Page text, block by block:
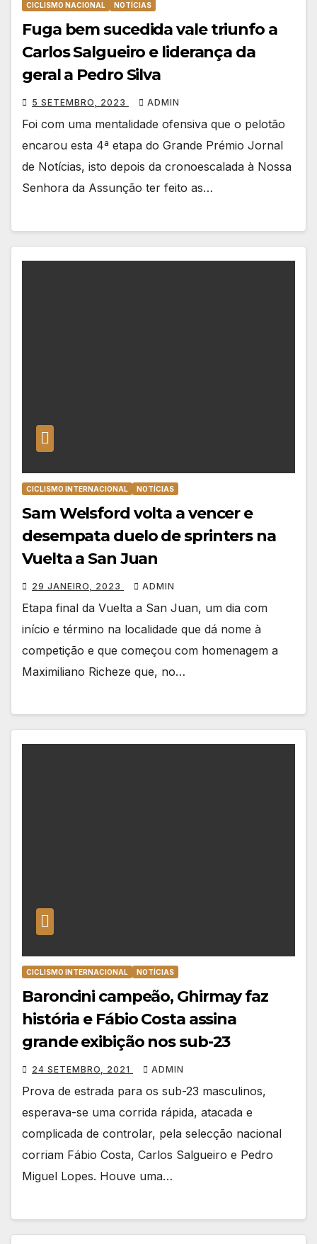
CICLISMO NACIONAL NOTÍCIAS
Fuga bem sucedida vale triunfo a
Carlos Salgueiro e liderança da
geral a Pedro Silva
5 SETEMBRO, 2023 ADMIN
Foi com uma mentalidade ofensiva que o pelotão
encarou esta 4ª etapa do Grande Prémio Jornal
de Notícias, isto depois da cronoescalada à Nossa
Senhora da Assunção ter feito as…
CICLISMO INTERNACIONAL NOTÍCIAS
Sam Welsford volta a vencer e
desempata duelo de sprinters na
Vuelta a San Juan
29 JANEIRO, 2023 ADMIN
Etapa final da Vuelta a San Juan, um dia com
início e término na localidade que dá nome à
competição e que começou com homenagem a
Maximiliano Richeze que, no…
CICLISMO INTERNACIONAL NOTÍCIAS
Baroncini campeão, Ghirmay faz
história e Fábio Costa assina
grande exibição nos sub-23
24 SETEMBRO, 2021 ADMIN
Prova de estrada para os sub-23 masculinos,
esperava-se uma corrida rápida, atacada e
complicada de controlar, pela selecção nacional
corriam Fábio Costa, Carlos Salgueiro e Pedro
Miguel Lopes. Houve uma…